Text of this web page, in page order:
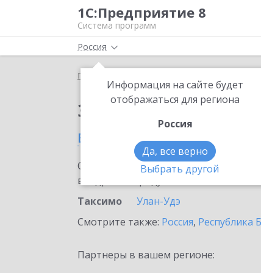
1С:Предприятие 8
Система программ
Россия
Информация на сайте будет
отображаться для региона
Россия
Да, все верно
Выбрать другой
Главная
Заказать
в Таксимо
Ознакомьтесь с информационными
внедрение продукта.
Таксимо
Улан-Удэ
Смотрите также: Россия, Республика
Партнеры в вашем регионе: